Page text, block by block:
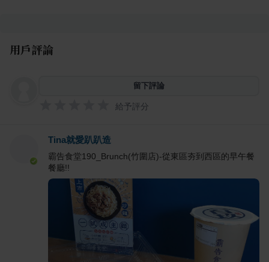
用戶評論
留下評論
給予評分
Tina就愛趴趴造
霸告食堂190_Brunch(竹圍店)-從東區夯到西區的早午餐
餐廳!!